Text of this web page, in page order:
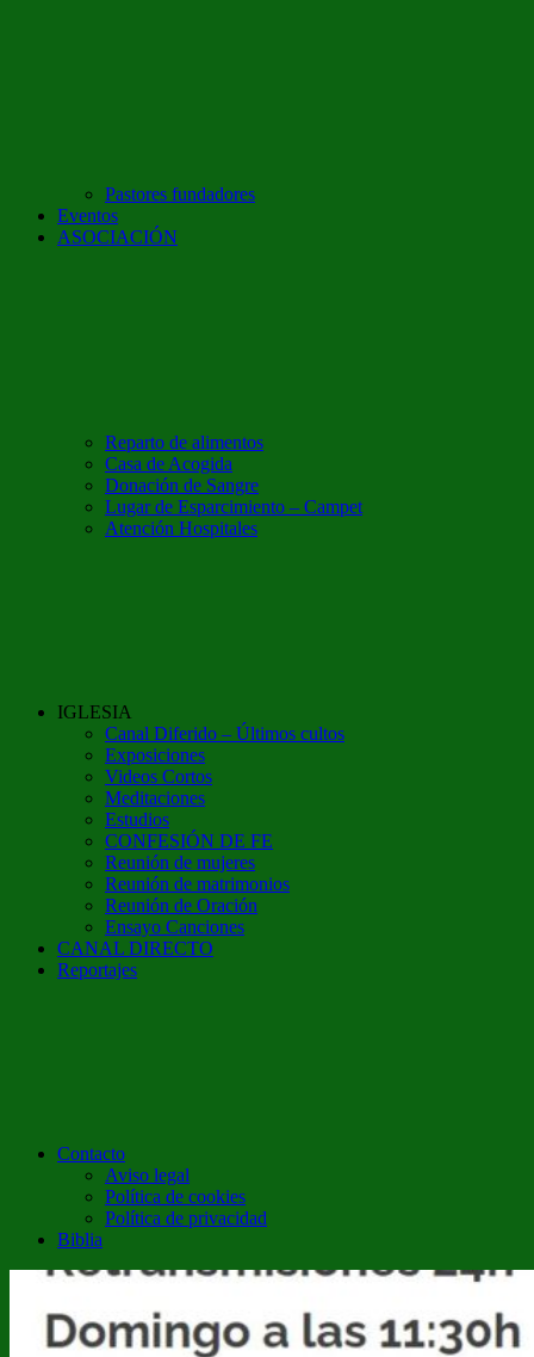
Pastores fundadores
Eventos
ASOCIACIÓN
Reparto de alimentos
Casa de Acogida
Donación de Sangre
Lugar de Esparcimiento – Campet
Atención Hospitales
IGLESIA
Canal Diferido – Últimos cultos
Exposiciones
Videos Cortos
Meditaciones
Estudios
CONFESIÓN DE FE
Reunión de mujeres
Reunión de matrimonios
Reunión de Oración
Ensayo Canciones
CANAL DIRECTO
Reportajes
Contacto
Aviso legal
Política de cookies
Política de privacidad
Biblia